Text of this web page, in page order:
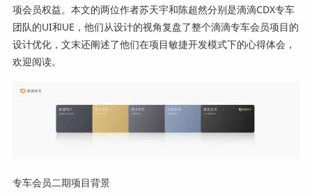
项会员权益。本文的两位作者苏天宇和陈超然分别是滴滴CDX专车
团队的UI和UE，他们从设计的视角复盘了整个滴滴专车会员项目的
设计优化，文末还阐述了他们在项目敏捷开发模式下的心得体会，
欢迎阅读。
专车会员二期项目背景